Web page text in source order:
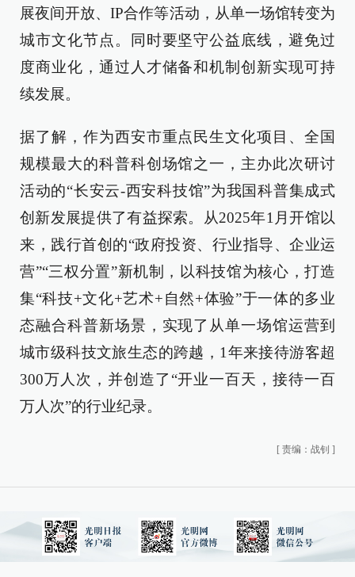
展夜间开放、IP合作等活动，从单一场馆转变为
城市文化节点。同时要坚守公益底线，避免过
度商业化，通过人才储备和机制创新实现可持
续发展。
据了解，作为西安市重点民生文化项目、全国
规模最大的科普科创场馆之一，主办此次研讨
活动的“长安云-西安科技馆”为我国科普集成式
创新发展提供了有益探索。从2025年1月开馆以
来，践行首创的“政府投资、行业指导、企业运
营”“三权分置”新机制，以科技馆为核心，打造
集“科技+文化+艺术+自然+体验”于一体的多业
态融合科普新场景，实现了从单一场馆运营到
城市级科技文旅生态的跨越，1年来接待游客超
300万人次，并创造了“开业一百天，接待一百
万人次”的行业纪录。
[ 责编：战钊 ]